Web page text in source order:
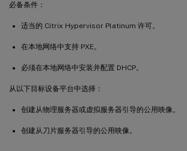
必备条件：
适当的 Citrix Hypervisor Platinum 许可。
在本地网络中支持 PXE。
必须在本地网络中安装并配置 DHCP。
从以下目标设备平台中选择：
创建从物理服务器或虚拟服务器引导的公用映像。
创建从刀片服务器引导的公用映像。